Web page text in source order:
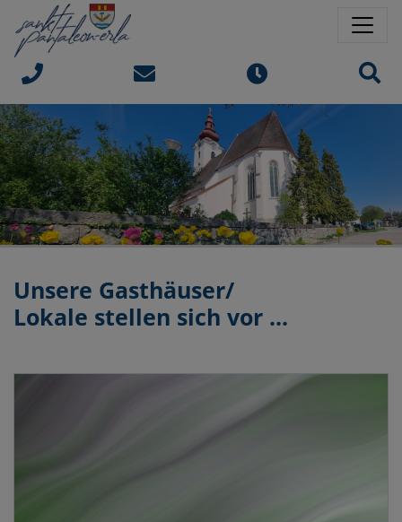
Sprungmarken
Springe direkt zu:
Unsere Gasthäuser/
Lokale stellen sich vor ...